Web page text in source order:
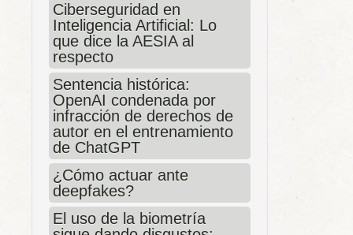
Ciberseguridad en
Inteligencia Artificial: Lo
que dice la AESIA al
respecto
Sentencia histórica:
OpenAI condenada por
infracción de derechos de
autor en el entrenamiento
de ChatGPT
¿Cómo actuar ante
deepfakes?
El uso de la biometría